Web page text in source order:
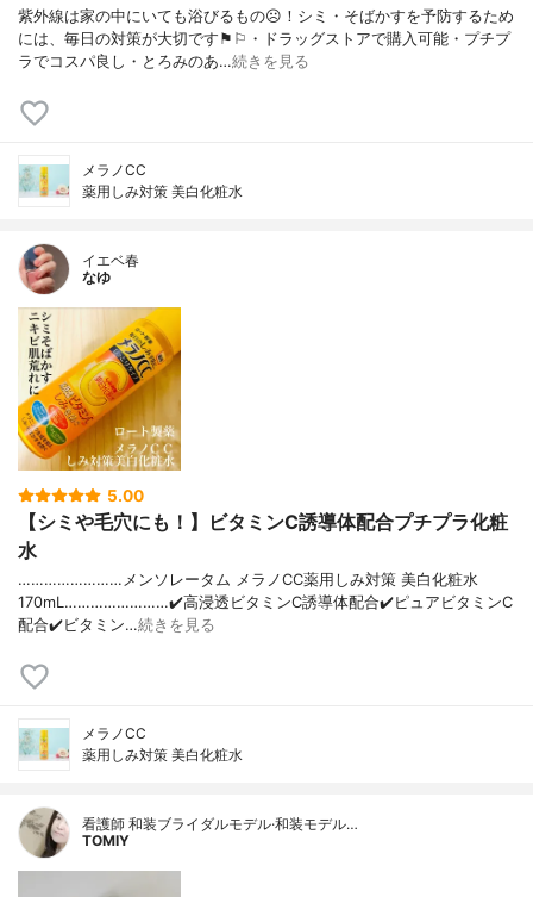
紫外線は家の中にいても浴びるもの☹︎！シミ・そばかすを予防するため
には、毎日の対策が大切です⚑︎⚐︎・ドラッグストアで購入可能・プチプ
ラでコスパ良し・とろみのあ…続きを見る
メラノCC
薬用しみ対策 美白化粧水
イエベ春
なゆ
5.00
【シミや毛穴にも！】ビタミンC誘導体配合プチプラ化粧
水
……………………メンソレータム メラノCC薬用しみ対策 美白化粧水
170mL……………………✔️高浸透ビタミンC誘導体配合✔️ピュアビタミンC
配合✔️ビタミン…続きを見る
メラノCC
薬用しみ対策 美白化粧水
看護師 和装ブライダルモデル·和装モデル…
TOMIY